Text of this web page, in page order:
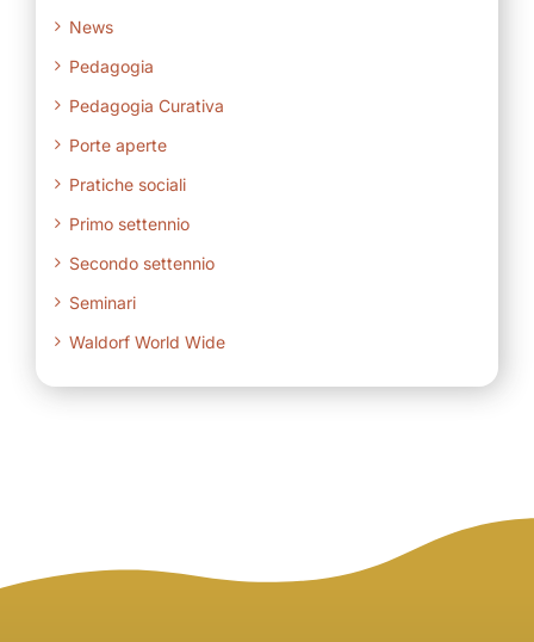
News
Pedagogia
Pedagogia Curativa
Porte aperte
Pratiche sociali
Primo settennio
Secondo settennio
Seminari
Waldorf World Wide